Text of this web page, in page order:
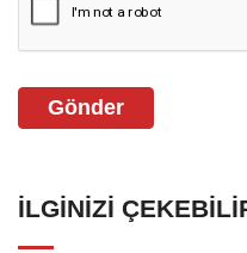
Gönder
İLGINIZI